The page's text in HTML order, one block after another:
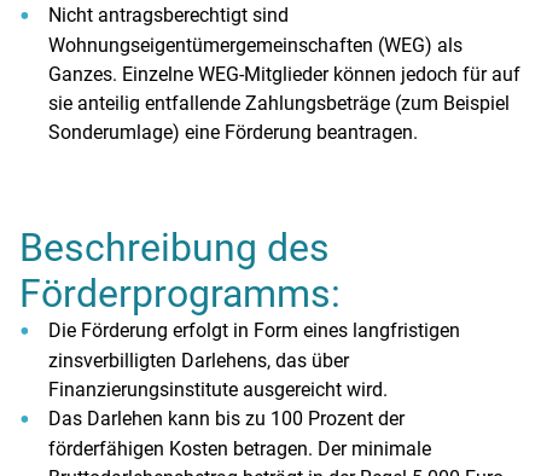
Nicht antragsberechtigt sind
Wohnungseigentümergemeinschaften (WEG) als
Ganzes. Einzelne WEG-Mitglieder können jedoch für auf
sie anteilig entfallende Zahlungsbeträge (zum Beispiel
Sonderumlage) eine Förderung beantragen.
Beschreibung des
Förderprogramms:
Die Förderung erfolgt in Form eines langfristigen
zinsverbilligten Darlehens, das über
Finanzierungsinstitute ausgereicht wird.
Das Darlehen kann bis zu 100 Prozent der
förderfähigen Kosten betragen. Der minimale